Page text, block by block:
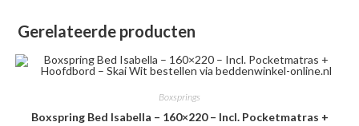
Gerelateerde producten
Boxsprings
Boxspring Bed Isabella – 160×220 – Incl. Pocketmatras +